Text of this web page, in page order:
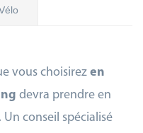
vous choisirez en
devra prendre en
conseil spécialisé